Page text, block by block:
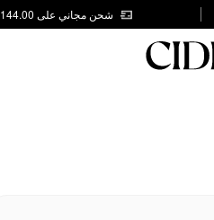
شحن مجاني على AED 144.00